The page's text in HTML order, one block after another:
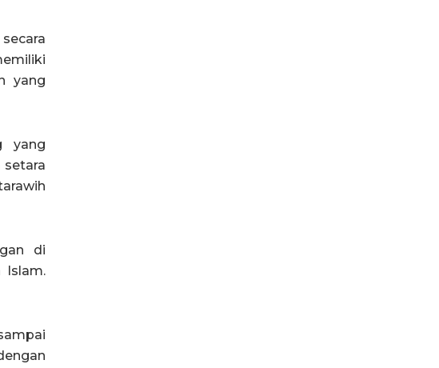
yang
yang
setara
di
Islam.